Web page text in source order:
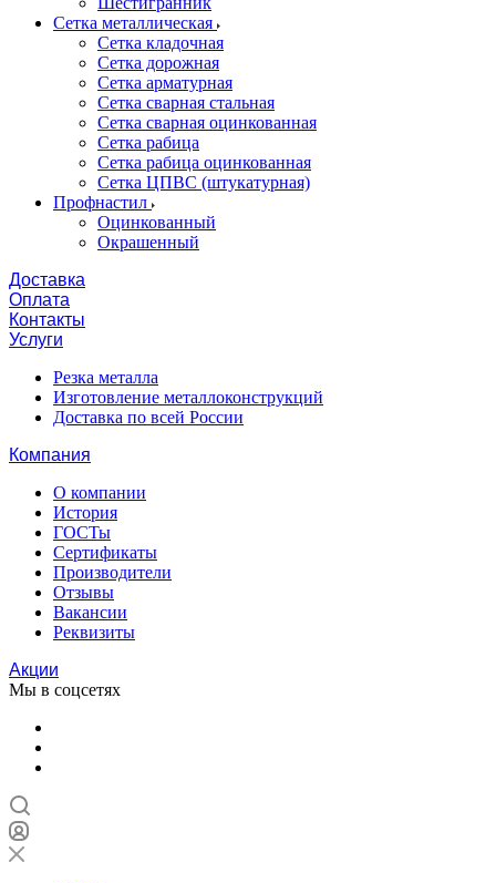
Сетка металлическая
Сетка кладочная
Сетка дорожная
Сетка арматурная
Сетка сварная стальная
Сетка сварная оцинкованная
Сетка рабица
Сетка рабица оцинкованная
Сетка ЦПВС (штукатурная)
Профнастил
Оцинкованный
Окрашенный
Доставка
Оплата
Контакты
Услуги
Резка металла
Изготовление металлоконструкций
Доставка по всей России
Компания
О компании
История
ГОСТы
Сертификаты
Производители
Отзывы
Вакансии
Реквизиты
Акции
Мы в соцсетях